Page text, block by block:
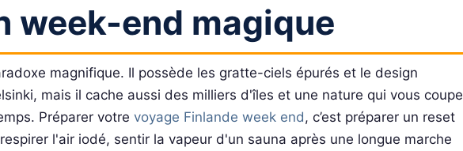
week-end magique
magnifique. Il possède les gratte-ciels épurés et le design
mais il cache aussi des milliers d'îles et une nature qui vous coupe
Préparer votre voyage Finlande week end, c’est préparer un reset
l'air iodé, sentir la vapeur d'un sauna après une longue marche